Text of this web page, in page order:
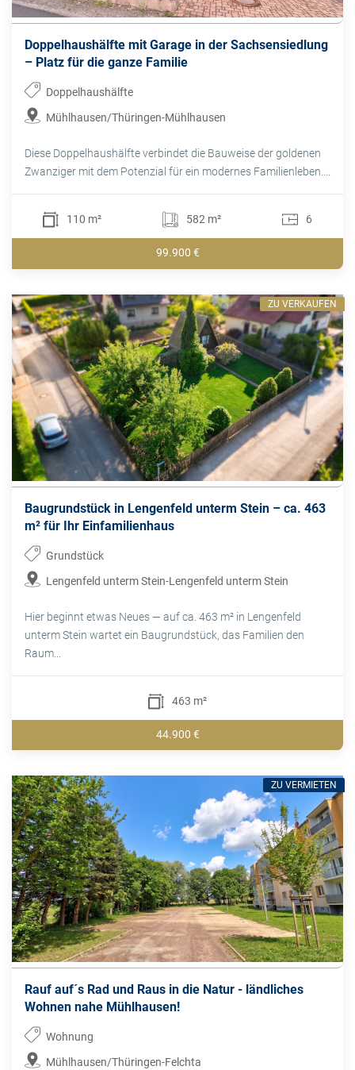
Doppelhaushälfte mit Garage in der Sachsensiedlung
– Platz für die ganze Familie
Doppelhaushälfte
Mühlhausen/Thüringen-Mühlhausen
Diese Doppelhaushälfte verbindet die Bauweise der goldenen
Zwanziger mit dem Potenzial für ein modernes Familienleben....
110 m² 582 m² 6
99.900 €
Baugrundstück in Lengenfeld unterm Stein – ca. 463
m² für Ihr Einfamilienhaus
Grundstück
Lengenfeld unterm Stein-Lengenfeld unterm Stein
Hier beginnt etwas Neues — auf ca. 463 m² in Lengenfeld
unterm Stein wartet ein Baugrundstück, das Familien den
Raum...
463 m²
44.900 €
ZU VERKAUFEN
Rauf auf´s Rad und Raus in die Natur - ländliches
Wohnen nahe Mühlhausen!
Wohnung
Mühlhausen/Thüringen-Felchta
ZU VERMIETEN